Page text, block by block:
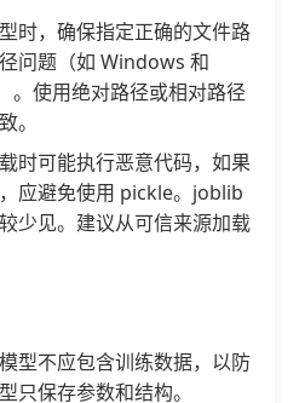
时，确保指定正确的文件路
问题（如 Windows 和
。使用绝对路径或相对路径
。
时可能执行恶意代码，如果
应避免使用 pickle。joblib
少见。建议从可信来源加载
型不应包含训练数据，以防
只保存参数和结构。